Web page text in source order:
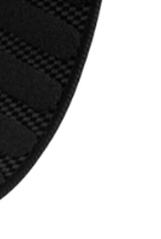
قیمت روز
محصولات
تماس با ما
خواندنی ها